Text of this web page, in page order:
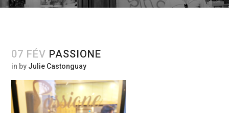
07 FÉV PASSIONE
in by Julie Castonguay